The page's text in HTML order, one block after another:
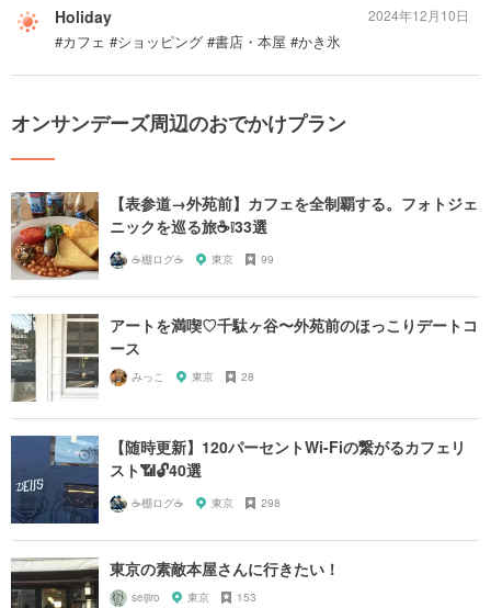
Holiday
#カフェ #ショッピング #書店・本屋 #かき氷
2024年12月10日
オンサンデーズ周辺のおでかけプラン
【表参道→外苑前】カフェを全制覇する。フォトジェ
ニックを巡る旅☕️❕33選
☕️棚ログ☕️ 東京 99
アートを満喫♡千駄ヶ谷〜外苑前のほっこりデートコ
ース
みっこ 東京 28
【随時更新】120パーセントWi-Fiの繋がるカフェリ
スト📶🔓40選
☕️棚ログ☕️ 東京 298
東京の素敵本屋さんに行きたい！
seijiro 東京 153